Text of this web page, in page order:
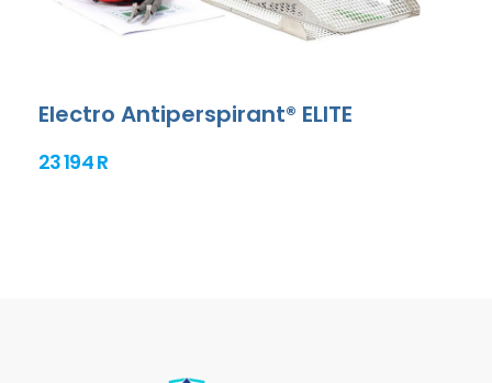
Electro Antiperspirant® ELITE
23 194 R